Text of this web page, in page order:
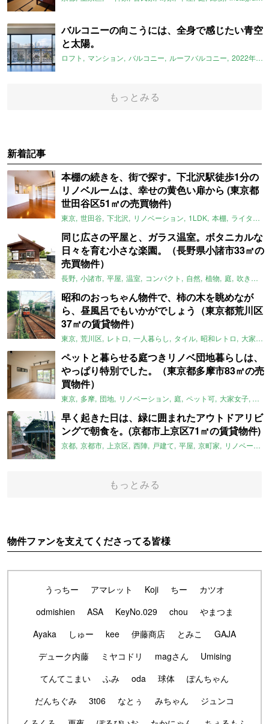
バルコニーの向こうには、全身で感じたい青空
と太陽。
ロフト マンション バルコニー ルーフバルコニー 2022年3月のおすすめ
もっとみる
新着記事
本棚の続きを、街で探す。下北沢駅徒歩1分の
リノベルームは、幸せの黄色い扉から (東京都
世田谷区51㎡の売買物件)
東京 世田谷 下北沢 リノベーション 1LDK 本棚 ライター：ほしりょうこ
同じ広さの平屋と、ガラス温室。ボタニカルな
日々を育む小さな楽園。（長野県小諸市33㎡の
売買物件）
長野 小諸市 平屋 温室 コンパクト 自然 植物 庭 吹き抜け
昭和のおっちゃん物件で、柿の木を眺めなが
ら、昼風呂でもいかがでしょう（東京都荒川区
37㎡の賃貸物件）
東京 荒川区 レトロ 一人暮らし タイル 昭和レトロ 大家女子
ペットと暮らせる庭つきリノベ団地暮らしは、
やっぱり特別でした。（東京都多摩市83㎡の売
買物件）
東京 多摩 団地 リノベーション 庭 ペット可 大家女子 団
早く起きた日は、緑に囲まれたアウトドアリビ
ングで朝食を。(京都市上京区71㎡の賃貸物件)
京都 京都市 上京区 西陣 戸建て 平屋 京町家 リノベーション
もっとみる
物件ファンを支えてくださってる皆様
うっちー アマレット Koji ちー
カツオ
odmishien
ASA KeyNo.029 chou
やまつま
Ayaka
しゅー kee 伊藤商店 とみこ
GAJA
デューク内藤
ミヤコドリ magさん
Umising
てんてこまい
ふみ oda 球体
ぽんちゃん
だんちぐみ
3t06 なとぅ みちゃん
ジュンコ